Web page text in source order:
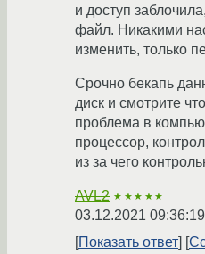
и доступ
файл. Никакими
изменить, только
Срочно бекапь
диск и смотрите
проблема в
процессор,
из за чего
AVL2 ★★★★★
03.12.2021
Показать ответ